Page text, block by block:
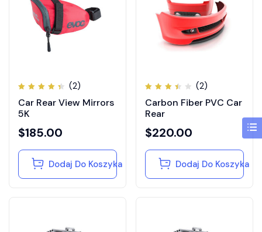
4.50
(2)
Car Rear View Mirrors
5K
$185.00
Dodaj Do Koszyka
3.50
(2)
Carbon Fiber PVC Car
Rear
$220.00
Dodaj Do Koszyka